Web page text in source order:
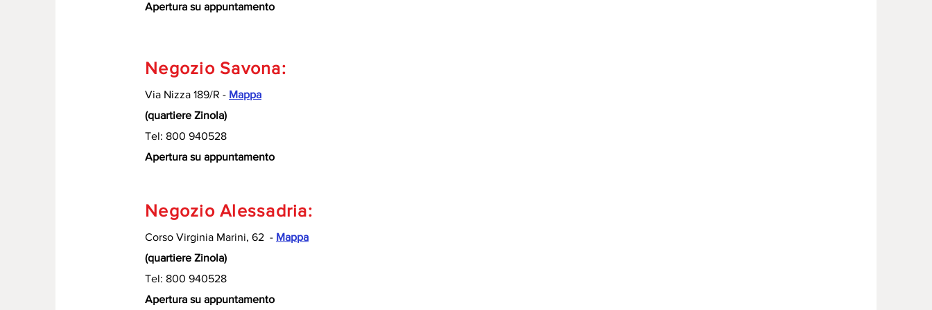
Apertura su appuntamento
Negozio Savona:
Via Nizza 189/R - Mappa
(quartiere Zinola)
Tel: 800 940528
Apertura su appuntamento
Negozio Alessadria:
Corso Virginia Marini, 62 - Mappa
(quartiere Zinola)
Tel: 800 940528
Apertura su appuntamento